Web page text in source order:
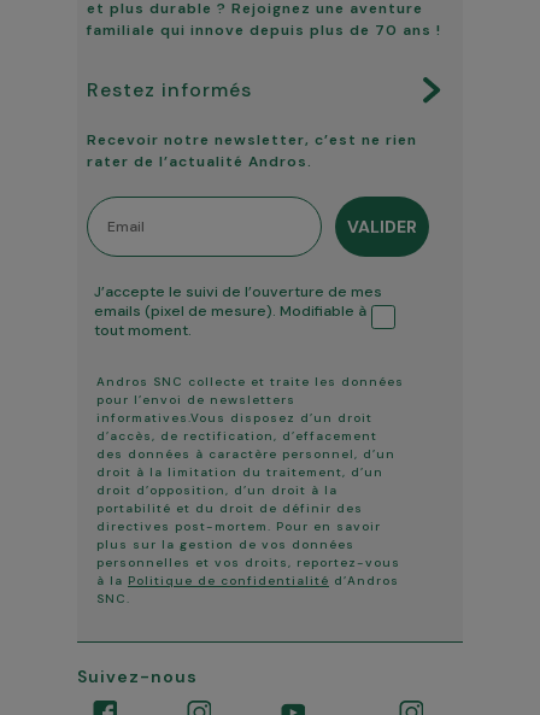
et plus durable ? Rejoignez une aventure
familiale qui innove depuis plus de 70 ans !
Restez informés
Recevoir notre newsletter, c’est ne rien
rater de l’actualité Andros.
Email
VALIDER
Tracking ouverture
J’accepte le suivi de l’ouverture de mes
emails (pixel de mesure). Modifiable à
tout moment.
Andros SNC collecte et traite les données
pour l’envoi de newsletters
informatives.Vous disposez d’un droit
d’accès, de rectification, d’effacement
des données à caractère personnel, d’un
droit à la limitation du traitement, d’un
droit d’opposition, d’un droit à la
portabilité et du droit de définir des
directives post-mortem. Pour en savoir
plus sur la gestion de vos données
personnelles et vos droits, reportez-vous
à la Politique de confidentialité d’Andros
SNC.
Suivez-nous